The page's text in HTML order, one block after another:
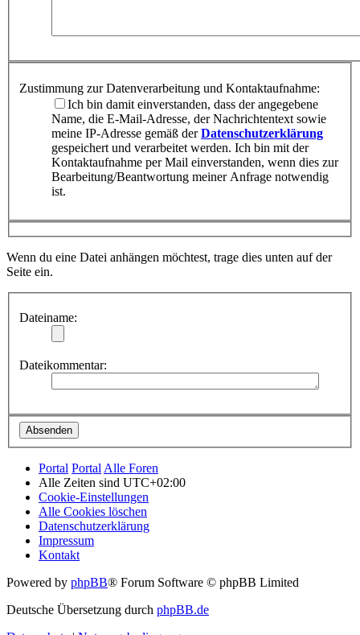
Zustimmung zur Datenverarbeitung und Kontaktaufnahme:
Ich bin damit einverstanden, dass der angegebene
Name, die E-Mail-Adresse, der Nachrichtentext sowie
meine IP-Adresse gemäß derDatenschutzerklärung
gespeichert und verarbeitet werden. Ich bin mit der
Kontaktaufnahme per Mail einverstanden, wenn dies zur
Bearbeitung/Beantwortung meiner Anfrage notwendig
ist.
Wenn du eine Datei anhängen möchtest, trage dies unten auf der
Seite ein.
Dateiname:
Dateikommentar:
Portal Portal Alle Foren
Alle Zeiten sind UTC+02:00
Cookie-Einstellungen
Alle Cookies löschen
Datenschutzerklärung
Impressum
Kontakt
Powered by phpBB® Forum Software © phpBB Limited
Deutsche Übersetzung durch phpBB.de